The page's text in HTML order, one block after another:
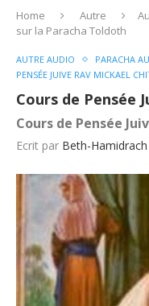
Home Autre
sur la Paracha Toldoth
AUTRE AUDIO PARACHA
PENSÉE JUIVE RAV MICKAEL
Cours de Pensée
Cours de Pensée
Ecrit par Beth-Hamidrach